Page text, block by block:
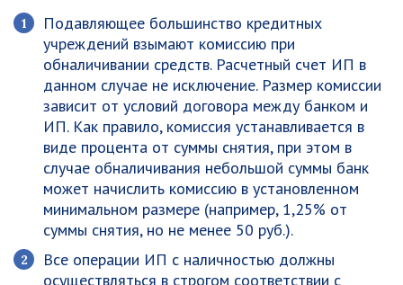
Подавляющее большинство кредитных
учреждений взымают комиссию при
обналичивании средств. Расчетный счет ИП в
данном случае не исключение. Размер комиссии
зависит от условий договора между банком и
ИП. Как правило, комиссия устанавливается в
виде процента от суммы снятия, при этом в
случае обналичивания небольшой суммы банк
может начислить комиссию в установленном
минимальном размере (например, 1,25% от
суммы снятия, но не менее 50 руб.).
Все операции ИП с наличностью должны
осуществляться в строгом соответствии с